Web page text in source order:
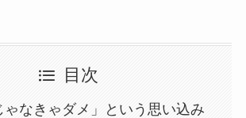
目次
ゃなきゃダメ」という思い込み